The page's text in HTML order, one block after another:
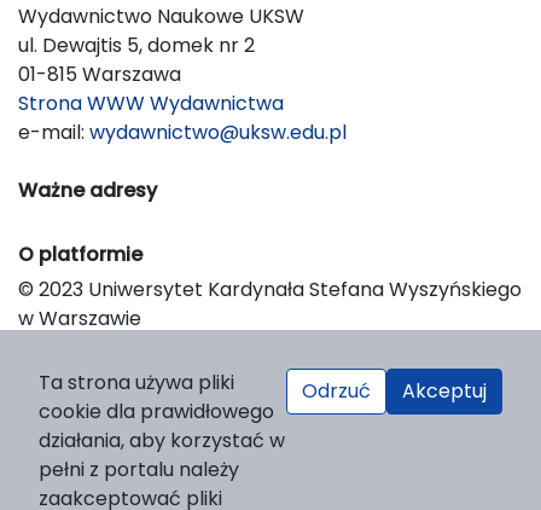
Wydawnictwo Naukowe UKSW
ul. Dewajtis 5, domek nr 2
01-815 Warszawa
Strona WWW Wydawnictwa
e-mail: wydawnictwo@uksw.edu.pl
Ważne adresy
O platformie
© 2023 Uniwersytet Kardynała Stefana Wyszyńskiego
w Warszawie
Platform & Workflow by OJS/PKP
Ta strona używa pliki
cookie dla prawidłowego
działania, aby korzystać w
pełni z portalu należy
zaakceptować pliki
Odrzuć Akceptuj